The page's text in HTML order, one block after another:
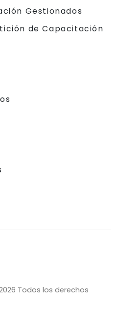
Gestionados
de Capacitación
Todos los derechos